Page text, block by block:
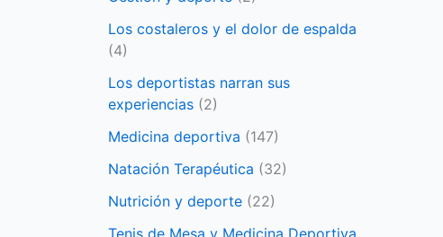
Los costaleros y el dolor de espalda
(4)
Los deportistas narran sus
experiencias (2)
Medicina deportiva (147)
Natación Terapéutica (32)
Nutrición y deporte (22)
Tenis de Mesa y Medicina Deportiva